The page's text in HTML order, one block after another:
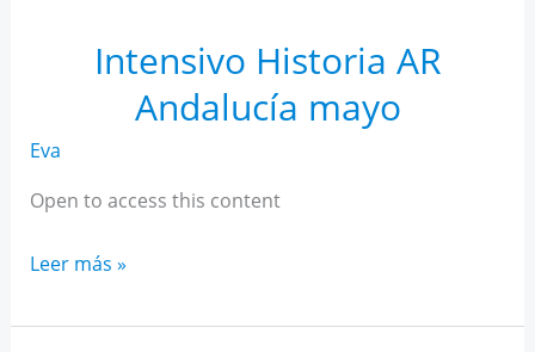
Intensivo Historia AR
Andalucía mayo
Eva
Open to access this content
Intensivo
AR
Leer más »